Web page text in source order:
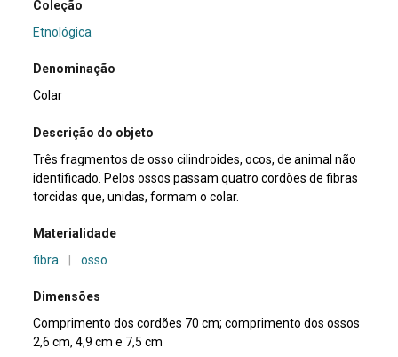
Coleção
Etnológica
Denominação
Colar
Descrição do objeto
Três fragmentos de osso cilindroides, ocos, de animal não
identificado. Pelos ossos passam quatro cordões de fibras
torcidas que, unidas, formam o colar.
Materialidade
fibra
osso
Dimensões
Comprimento dos cordões 70 cm; comprimento dos ossos
2,6 cm, 4,9 cm e 7,5 cm